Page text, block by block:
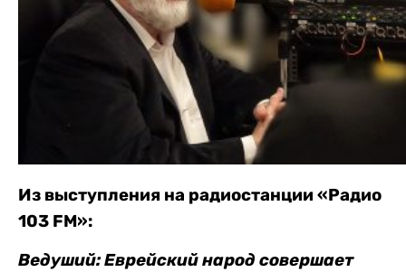
Из выступления на радиостанции «Радио
103 FM»:
Ведуший: Еврейский народ совершает